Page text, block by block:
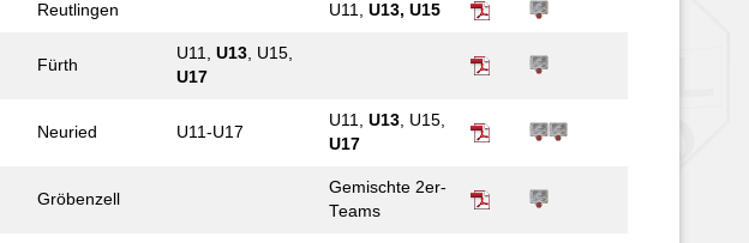
Reutlingen U11,U13, U15
Fürth
U11,U13, U15,
U17
Neuried U11-U17
U11,U13, U15,
U17
Gröbenzell
Gemischte 2er-
Teams